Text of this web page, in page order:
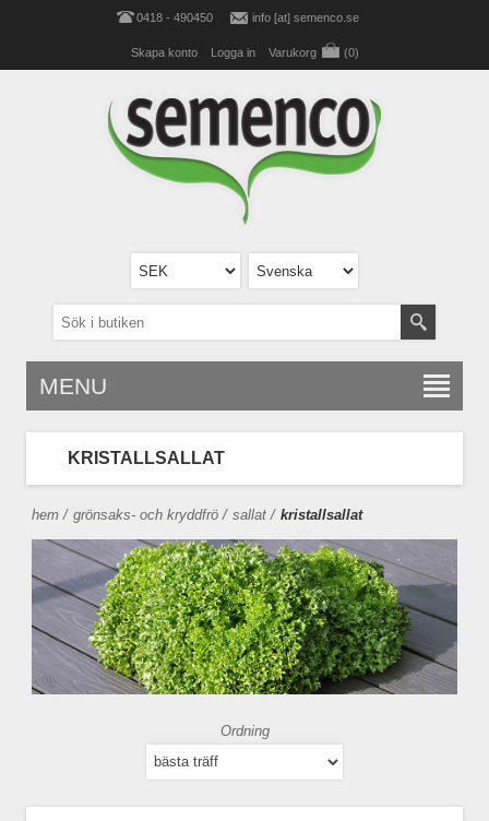
0418 - 490450 info [at] semenco.se
Skapa konto Logga in Varukorg (0)
MENU
KRISTALLSALLAT
hem / grönsaks- och kryddfrö / sallat / kristallsallat
Ordning